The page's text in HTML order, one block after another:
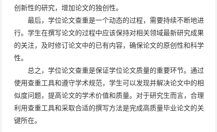
创新性的研究，增加论文的独创性。
最后，学位论文查重是一个动态的过程，需要持续不断地进
行。学生在撰写论文的过程中应该保持对相关领域最新研究成果
的关注，及时修订论文中的已有内容，确保论文的原创性和科学
性。
总之，学位论文查重是保证学位论文质量的重要环节。通过
使用查重工具和遵守学术规范，学生可以发现并解决论文中的相
似度问题，提高论文的学术价值和质量。对于研究生而言，合理
利用查重工具和采取合适的撰写方法是完成高质量毕业论文的关
键所在。